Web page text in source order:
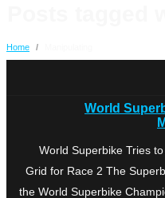
Home /
World
World Superbike Tries
Grid for Race 2 The
the World Superbike